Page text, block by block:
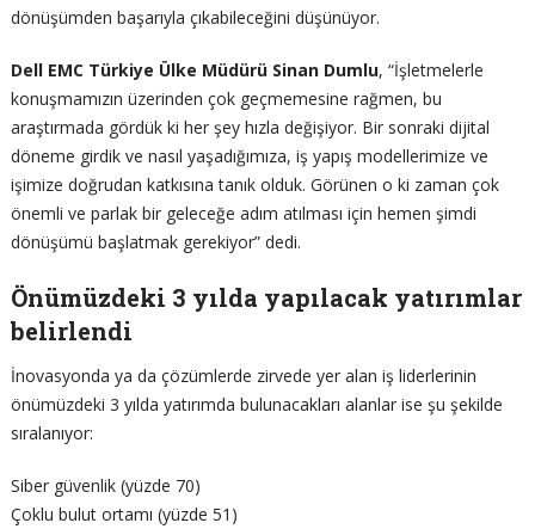
dönüşümden başarıyla çıkabileceğini düşünüyor.
Dell EMC Türkiye Ülke Müdürü Sinan Dumlu, “İşletmelerle
konuşmamızın üzerinden çok geçmemesine rağmen, bu
araştırmada gördük ki her şey hızla değişiyor. Bir sonraki dijital
döneme girdik ve nasıl yaşadığımıza, iş yapış modellerimize ve
işimize doğrudan katkısına tanık olduk. Görünen o ki zaman çok
önemli ve parlak bir geleceğe adım atılması için hemen şimdi
dönüşümü başlatmak gerekiyor” dedi.
Önümüzdeki 3 yılda yapılacak yatırımlar
belirlendi
İnovasyonda ya da çözümlerde zirvede yer alan iş liderlerinin
önümüzdeki 3 yılda yatırımda bulunacakları alanlar ise şu şekilde
sıralanıyor:
Siber güvenlik (yüzde 70)
Çoklu bulut ortamı (yüzde 51)